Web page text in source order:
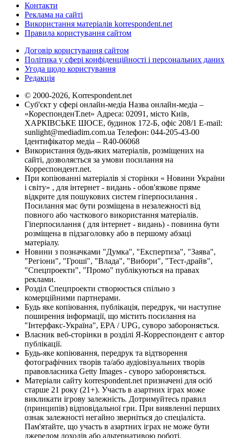
Контакти
Реклама на сайті
Використання матеріалів korrespondent.net
Правила користування сайтом
Договір користування сайтом
Політика у сфері конфіденційності і персональних даних
Угода щодо користування
Редакція
© 2000-2026, Korrespondent.net
Суб'єкт у сфері онлайн-медіа Назва онлайн-медіа –
«КореспонденТ.net» Адреса: 02091, місто Київ,
ХАРКІВСЬКЕ ШОСЕ, будинок 172-Б, офіс 208/1 E-mail:
sunlight@mediadim.com.ua Телефон: 044-205-43-00
Ідентифікатор медіа – R40-06068
Використання будь-яких матеріалів, розміщених на
сайті, дозволяється за умови посилання на
Корреспондент.net.
При копіюванні матеріалів зі сторінки « Новини України
і світу» , для інтернет - видань - обов'язкове пряме
відкрите для пошукових систем гіперпосилання .
Посилання має бути розміщена в незалежності від
повного або часткового використання матеріалів.
Гіперпосилання ( для інтернет - видань) - повинна бути
розміщена в підзаголовку або в першому абзаці
матеріалу.
Новини з позначками "Думка", "Експертиза", "Заява",
"Регіони", "Гроші", "Влада", "Вибори", "Тест-драйв",
"Спецпроекти", "Промо" публікуються на правах
реклами.
Розділ Спецпроекти створюється спільно з
комерційними партнерами.
Будь яке копіювання, публікація, передрук, чи наступне
поширення інформації, що містить посилання на
"Інтерфакс-Україна", EPA / UPG, суворо забороняється.
Власник веб-сторінки в розділі Я-Корреспондент є автор
публікації.
Будь-яке копіювання, передрук та відтворення
фотографічних творів та/або аудіовізуальних творів
правовласника Getty Images - суворо забороняється.
Матеріали сайту korrespondent.net призначені для осіб
старше 21 року (21+). Участь в азартних іграх може
викликати ігрову залежність. Дотримуйтесь правил
(принципів) відповідальної гри. При виявленні перших
ознак залежності негайно зверніться до спеціаліста.
Пам'ятайте, що участь в азартних іграх не може бути
джерелом доходів або альтернативою роботі.